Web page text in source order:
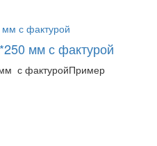
мм с фактурой
с фактуройПример